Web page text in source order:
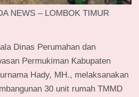
NEWS – LOMBOK TIMUR
Dinas Perumahan dan
Permukiman Kabupaten
Hady, MH., melaksanakan
30 unit rumah TMMD